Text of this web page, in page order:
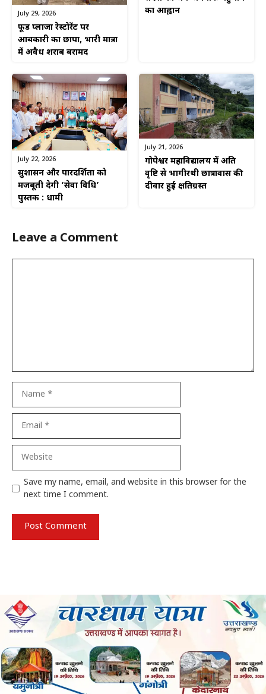
July 29, 2026
फूड प्लाजा रेस्टोरेंट पर
आबकारी का छापा, भारी मात्रा
में अवैध शराब बरामद
का आह्वान
July 22, 2026
सुशासन और पारदर्शिता को
मजबूती देगी ‘सेवा विधि’
पुस्तक : धामी
July 21, 2026
गोपेश्वर महाविद्यालय में अति
वृष्टि से भागीरथी छात्रावास की
दीवार हुई क्षतिग्रस्त
Leave a Comment
Website
Save my name, email, and website in this browser for the
next time I comment.